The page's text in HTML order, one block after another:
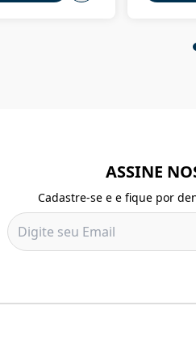
ASSINE
Cadastre-se e e fique por